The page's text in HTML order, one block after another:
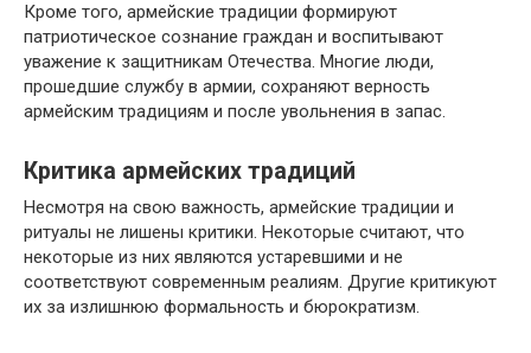
Кроме того, армейские традиции формируют
патриотическое сознание граждан и воспитывают
уважение к защитникам Отечества. Многие люди,
прошедшие службу в армии, сохраняют верность
армейским традициям и после увольнения в запас.
Критика армейских традиций
Несмотря на свою важность, армейские традиции и
ритуалы не лишены критики. Некоторые считают, что
некоторые из них являются устаревшими и не
соответствуют современным реалиям. Другие критикуют
их за излишнюю формальность и бюрократизм.